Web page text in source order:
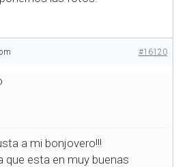
#16120
a mi bonjovero!!!
que esta en muy buenas